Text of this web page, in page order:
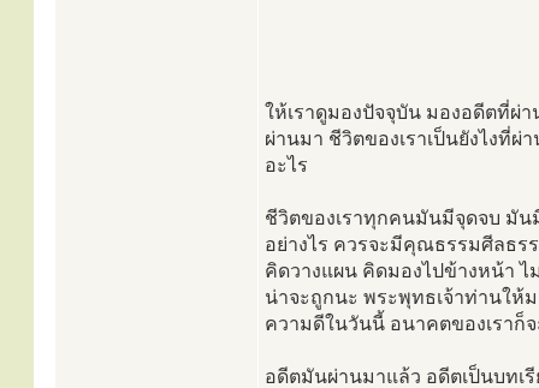
ให้เราดูมองปัจจุบัน มองอดีตที่ผ่
ผ่านมา ชีวิตของเราเป็นยังไงที่
อะไร
ชีวิตของเราทุกคนมันมีจุดจบ มัน
อย่างไร ควรจะมีคุณธรรมศีลธร
คิดวางแผน คิดมองไปข้างหน้า
น่าจะถูกนะ พระพุทธเจ้าท่านให้
ความดีในวันนี้ อนาคตของเราก็
อดีตมันผ่านมาแล้ว อดีตเป็นบทเ